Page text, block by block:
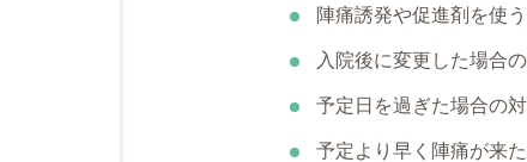
陣痛誘発や促進剤を使
入院後に変更した場合
予定日を過ぎた場合の
予定より早く陣痛が来